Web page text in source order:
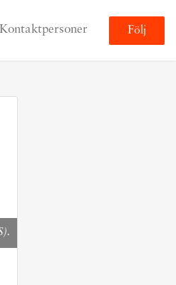
Kontaktpersoner Följ